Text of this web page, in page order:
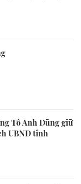
Tô Anh Dũng giữ
UBND tỉnh